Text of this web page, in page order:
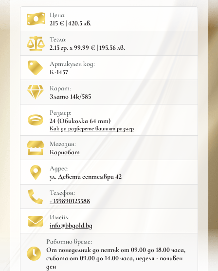
Цена:
215 € | 420.5 лв.
Тегло:
2.15 гр. x 99.99 € | 195.56 лв.
Артикулен код:
К-1457
Карат:
Злато 14к/585
Размер:
24 (Обиколка 64 mm)
Как да разберете вашият размер
Mагазин:
Карнобат
Адрес:
ул. Девети септември 42
Телефон:
+359890125588
Имейл:
info@bbgold.bg
Работно време:
От понеделник до петък от 09.00 до 18.00 часа,
събота от 09.00 до 14.00 часа, неделя - почивен
ден